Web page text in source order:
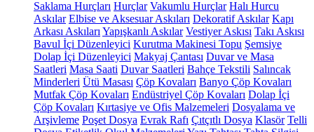
Saklama Hurçları Hurçlar Vakumlu Hurçlar Halı Hurcu
Askılar Elbise ve Aksesuar Askıları Dekoratif Askılar Kapı
Arkası Askıları Yapışkanlı Askılar Vestiyer Askısı Takı Askısı
Bavul İçi Düzenleyici Kurutma Makinesi Topu Şemsiye
Dolap İçi Düzenleyici Makyaj Çantası Duvar ve Masa
Saatleri Masa Saati Duvar Saatleri Bahçe Tekstili Salıncak
Minderleri Ütü Masası Çöp Kovaları Banyo Çöp Kovaları
Mutfak Çöp Kovaları Endüstriyel Çöp Kovaları Dolap İçi
Çöp Kovaları Kırtasiye ve Ofis Malzemeleri Dosyalama ve
Arşivleme Poşet Dosya Evrak Rafı Çıtçıtlı Dosya Klasör Telli